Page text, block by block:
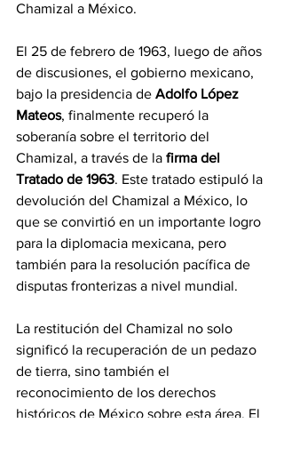
Chamizal a México.
El 25 de febrero de 1963, luego de años
de discusiones, el gobierno mexicano,
bajo la presidencia de Adolfo López
Mateos, finalmente recuperó la
soberanía sobre el territorio del
Chamizal, a través de la firma del
Tratado de 1963. Este tratado estipuló la
devolución del Chamizal a México, lo
que se convirtió en un importante logro
para la diplomacia mexicana, pero
también para la resolución pacífica de
disputas fronterizas a nivel mundial.
La restitución del Chamizal no solo
significó la recuperación de un pedazo
de tierra, sino también el
reconocimiento de los derechos
históricos de México sobre esta área. El